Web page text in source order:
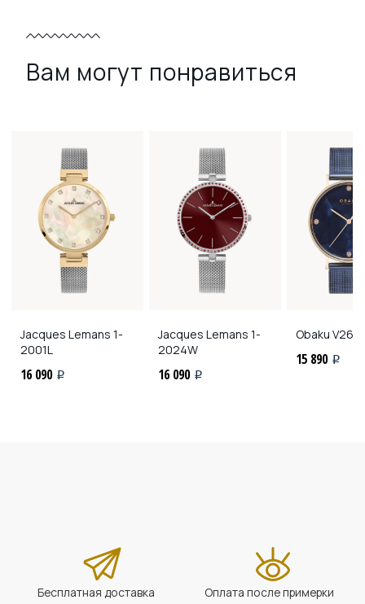
Вам могут понравиться
Jacques Lemans 1-
2001L
16 090 i
Jacques Lemans 1-
2024W
16 090 i
Obaku
15 890 i
Бесплатная доставка Оплата после примерки